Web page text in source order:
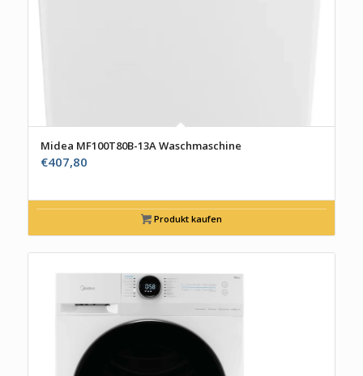
Midea MF100T80B-13A Waschmaschine
€407,80
Produkt kaufen